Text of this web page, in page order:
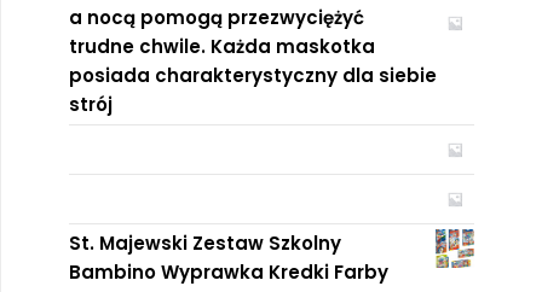
a nocą pomogą przezwyciężyć
trudne chwile. Każda maskotka
posiada charakterystyczny dla siebie
strój
St. Majewski Zestaw Szkolny
Bambino Wyprawka Kredki Farby